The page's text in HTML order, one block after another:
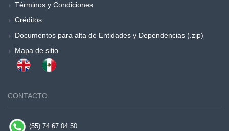
Términos y Condiciones
Créditos
Documentos para alta de Entidades y Dependencias (.zip)
Mapa de sitio
CONTACTO
(55) 74 67 04 50